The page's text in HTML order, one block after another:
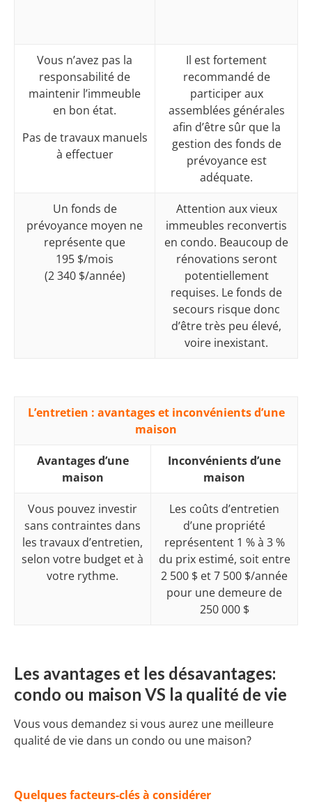
Vous n’avez pas la
responsabilité de
maintenir l’immeuble
en bon état.
Pas de travaux manuels
à effectuer
Il est fortement
recommandé de
participer aux
assemblées générales
afin d’être sûr que la
gestion des fonds de
prévoyance est
adéquate.
Un fonds de
prévoyance moyen ne
représente que
195 $/mois
(2 340 $/année)
Attention aux vieux
immeubles reconvertis
en condo. Beaucoup de
rénovations seront
potentiellement
requises. Le fonds de
secours risque donc
d’être très peu élevé,
voire inexistant.
L’entretien : avantages et inconvénients d’une
maison
Avantages d’une
maison
Inconvénients d’une
maison
Vous pouvez investir
sans contraintes dans
les travaux d’entretien,
selon votre budget et à
votre rythme.
Les coûts d’entretien
d’une propriété
représentent 1 % à 3 %
du prix estimé, soit entre
2 500 $ et 7 500 $/année
pour une demeure de
250 000 $
Les avantages et les désavantages:
condo ou maison VS la qualité de vie
Vous vous demandez si vous aurez une meilleure
qualité de vie dans un condo ou une maison?
Quelques facteurs-clés à considérer